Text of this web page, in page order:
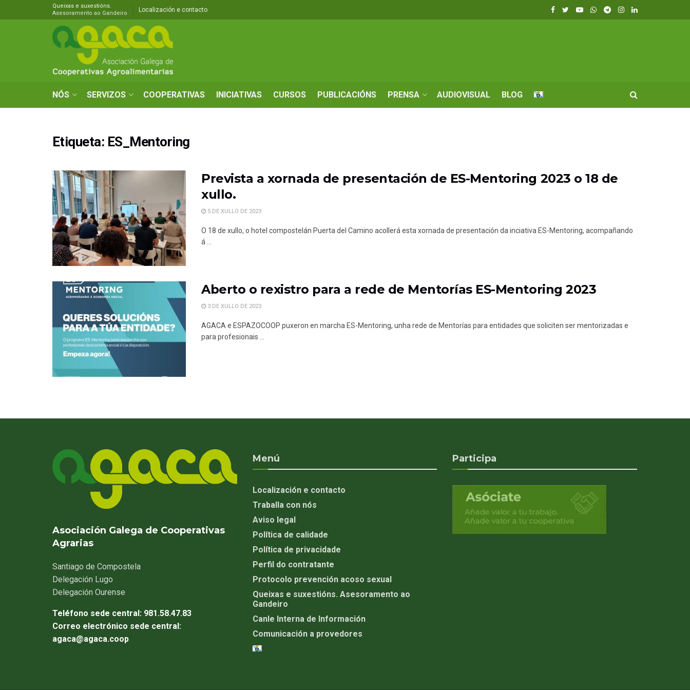
Queixas e suxestións.
Asesoramento ao Gandeiro
Localización e contacto
NÓS SERVIZOS COOPERATIVAS INICIATIVAS CURSOS PUBLICACIÓNS PRENSA AUDIOVISUAL BLOG
Etiqueta: ES_Mentoring
Prevista a xornada de presentación de ES-Mentoring 2023 o 18 de
xullo.
5 DE XULLO DE 2023
O 18 de xullo, o hotel compostelán Puerta del Camino acollerá esta xornada de presentación da inciativa ES-Mentoring, acompañando
á ...
Aberto o rexistro para a rede de Mentorías ES-Mentoring 2023
3 DE XULLO DE 2023
AGACA e ESPAZOCOOP puxeron en marcha ES-Mentoring, unha rede de Mentorías para entidades que soliciten ser mentorizadas e
para profesionais ...
Asociación Galega de Cooperativas
Agrarias
Santiago de Compostela
Delegación Lugo
Delegación Ourense
Teléfono sede central: 981.58.47.83
Correo electrónico sede central:
agaca@agaca.coop
Menú
Localización e contacto
Traballa con nós
Aviso legal
Política de calidade
Política de privacidade
Perfil do contratante
Protocolo prevención acoso sexual
Queixas e suxestións. Asesoramento ao
Gandeiro
Canle Interna de Información
Comunicación a provedores
Participa